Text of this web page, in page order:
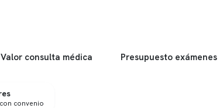
Valor consulta médica Presupuesto exámenes
convenio